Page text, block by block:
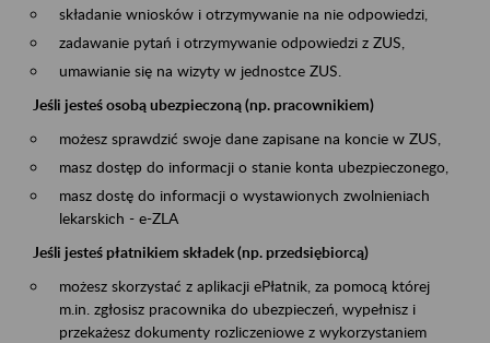
składanie wniosków i otrzymywanie na nie odpowiedzi,
zadawanie pytań i otrzymywanie odpowiedzi z ZUS,
umawianie się na wizyty w jednostce ZUS.
Jeśli jesteś osobą ubezpieczoną (np. pracownikiem)
możesz sprawdzić swoje dane zapisane na koncie w ZUS,
masz dostęp do informacji o stanie konta ubezpieczonego,
masz dostę do informacji o wystawionych zwolnieniach
lekarskich - e-ZLA
Jeśli jesteś płatnikiem składek (np. przedsiębiorcą)
możesz skorzystać z aplikacji ePłatnik, za pomocą której
m.in. zgłosisz pracownika do ubezpieczeń, wypełnisz i
przekażesz dokumenty rozliczeniowe z wykorzystaniem